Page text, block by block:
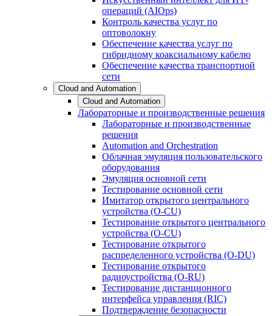
операций (AIOps)
Контроль качества услуг по
оптоволокну
Обеспечение качества услуг по
гибридному коаксиальному кабелю
Обеспечение качества транспортной
сети
Cloud and Automation
Cloud and Automation
Лабораторные и производственные решения
Лабораторные и производственные
решения
Automation and Orchestration
Облачная эмуляция пользовательского
оборудования
Эмуляция основной сети
Тестирование основной сети
Имитатор открытого центрального
устройства (O-CU)
Тестирование открытого центрального
устройства (O-CU)
Тестирование открытого
распределенного устройства (O-DU)
Тестирование открытого
радиоустройства (O-RU)
Тестирование дистанционного
интерфейса управления (RIC)
Подтверждение безопасности